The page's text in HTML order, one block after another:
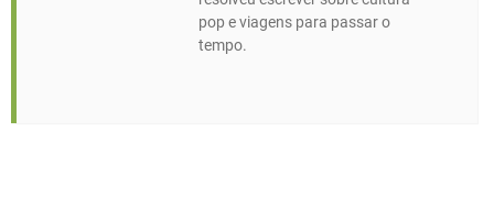
pop e viagens para passar o
tempo.